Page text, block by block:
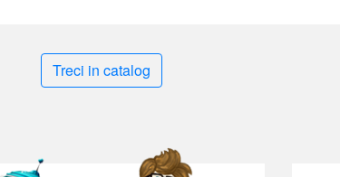
Treci in catalog